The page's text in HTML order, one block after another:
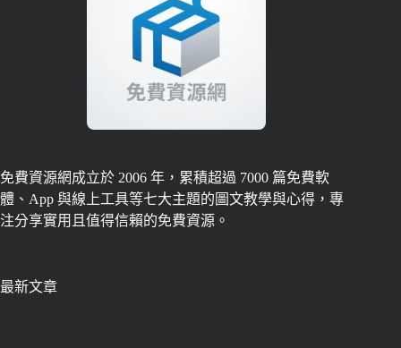
免費資源網成立於 2006 年，累積超過 7000 篇免費軟
體、App 與線上工具等七大主題的圖文教學與心得，專
注分享實用且值得信賴的免費資源。
最新文章